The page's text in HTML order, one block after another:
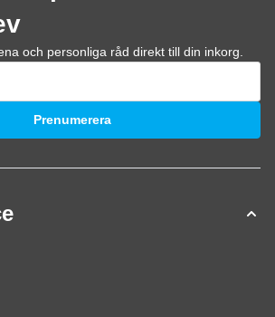
och personliga råd direkt till din inkorg.
Prenumerera